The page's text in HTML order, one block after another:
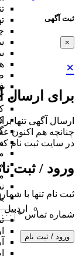
ثبت آگهی
×
×
برای ارسال
ارسال آگهی تنها
چنانچه هم‌ اکنون
در سایت ثبت نام
ورود / ثبت
ثبت نام تنها با
شماره تماس*
ورود / ثبت نام
اردبیل